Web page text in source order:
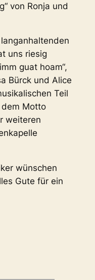
von Ronja und
uns riesig
guat hoam“,
Bürck und Alice
Teil
Motto
weiteren
wünschen
Gute für ein